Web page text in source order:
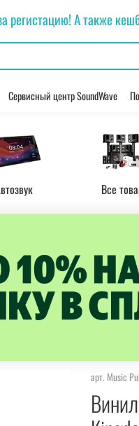
регистацию! А также
Сервисный центр SoundWave
Все
арт. Music